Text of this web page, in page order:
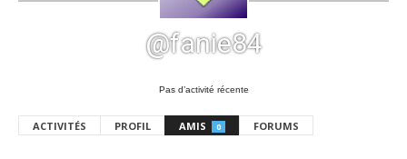
@fanie84
Pas d’activité récente
ACTIVITÉS PROFIL AMIS 0 FORUMS